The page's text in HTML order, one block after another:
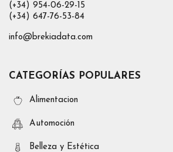
(+34) 954-06-29-15
(+34) 647-76-53-84
info@brekiadata.com
CATEGORÍAS POPULARES
Alimentacion
Automoción
Belleza y Estética